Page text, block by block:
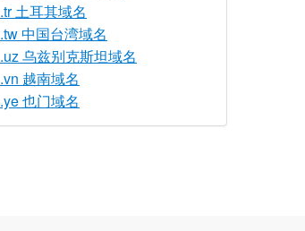
.tr 土耳其域名
.tw 中国台湾域名
.uz 乌兹别克斯坦域名
.vn 越南域名
.ye 也门域名